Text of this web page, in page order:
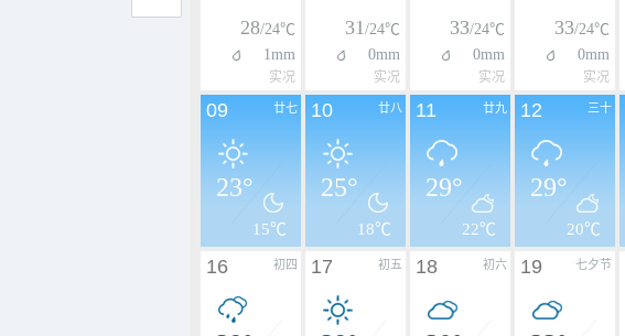
28/24℃
1mm
实况
31/24℃
0mm
实况
33/24℃
0mm
实况
33/24℃
0mm
实况
廿七
09
23°
15℃
廿八
10
25°
18℃
廿九
11
29°
22℃
三十
12
29°
20℃
初四
16 初五
17 初六
18 七夕节
19